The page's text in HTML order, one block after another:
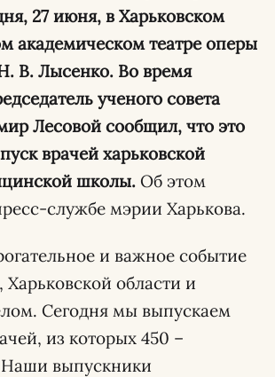
27 июня, в Харьковском
академическом театре оперы
В. Лысенко. Во время
ученого совета
Лесовой сообщил, что это
врачей харьковской
школы. Об этом
службе мэрии Харькова.
и важное событие
Харьковской области и
Сегодня мы выпускаем
из которых 450 –
выпускники